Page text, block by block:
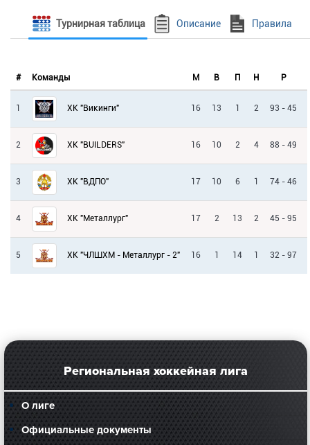
Турнирная таблица Описание Правила
# Команды М В П Н Р
1 ХК "Викинги" 16 13 1 2 93 - 45
2 ХК "BUILDERS" 16 10 2 4 88 - 49
3 ХК "ВДПО" 17 10 6 1 74 - 46
4 ХК "Металлург" 17 2 13 2 45 - 95
5 ХК "ЧЛШХМ - Металлург - 2" 16 1 14 1 32 - 97
Региональная хоккейная лига
О лиге
Официальные документы